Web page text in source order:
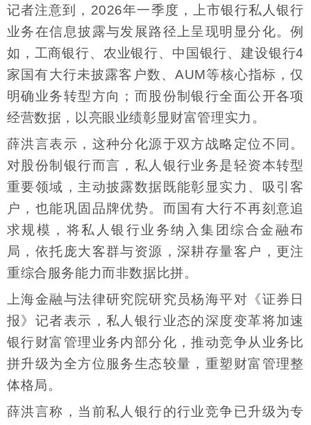
记者注意到，2026年一季度，上市银行私人银行
业务在信息披露与发展路径上呈现明显分化。例
如，工商银行、农业银行、中国银行、建设银行4
家国有大行未披露客户数、AUM等核心指标，仅
明确业务转型方向；而股份制银行全面公开各项
经营数据，以亮眼业绩彰显财富管理实力。
薛洪言表示，这种分化源于双方战略定位不同。
对股份制银行而言，私人银行业务是轻资本转型
重要领域，主动披露数据既能彰显实力、吸引客
户，也能巩固品牌优势。而国有大行不再刻意追
求规模，将私人银行业务纳入集团综合金融布
局，依托庞大客群与资源，深耕存量客户，更注
重综合服务能力而非数据比拼。
上海金融与法律研究院研究员杨海平对《证券日
报》记者表示，私人银行业态的深度变革将加速
银行财富管理业务内部分化，推动竞争从业务比
拼升级为全方位服务生态较量，重塑财富管理整
体格局。
薛洪言称，当前私人银行的行业竞争已升级为专